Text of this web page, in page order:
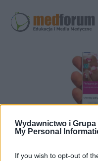
Wydawnictwo i Grupa
My Personal
If you wish to opt-out of
20 CZERWCA 2014